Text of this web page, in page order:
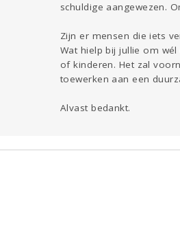
schuldige aangewezen.
Zijn er mensen die iets
Wat hielp bij jullie om
of kinderen. Het zal
toewerken aan een
Alvast bedankt.